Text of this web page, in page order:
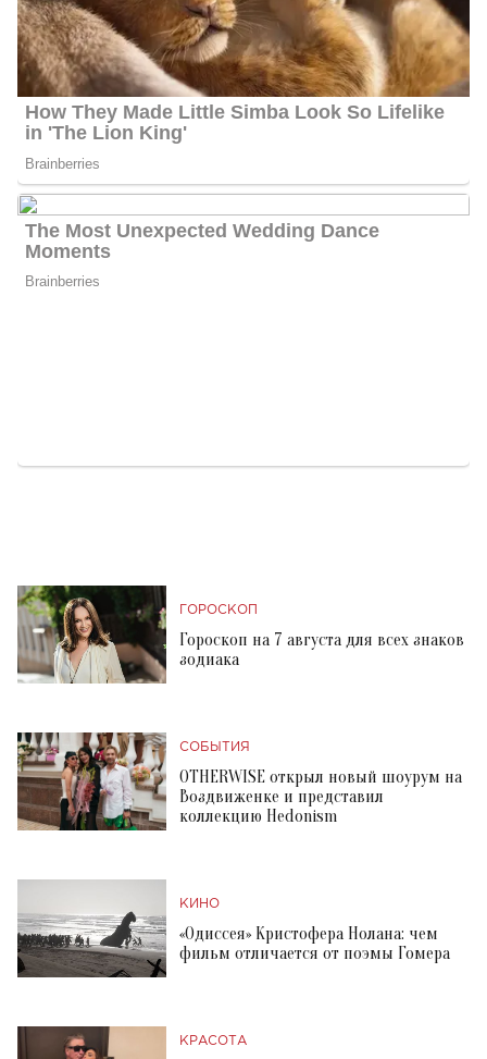
ГОРОСКОП
Гороскоп на 7 августа для всех знаков
зодиака
СОБЫТИЯ
OTHERWISE открыл новый шоурум на
Воздвиженке и представил
коллекцию Hedonism
КИНО
«Одиссея» Кристофера Нолана: чем
фильм отличается от поэмы Гомера
КРАСОТА